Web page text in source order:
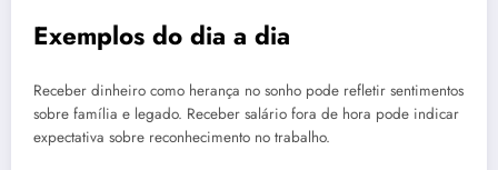
Exemplos do dia a dia
Receber dinheiro como herança no sonho pode refletir sentimentos
sobre família e legado. Receber salário fora de hora pode indicar
expectativa sobre reconhecimento no trabalho.